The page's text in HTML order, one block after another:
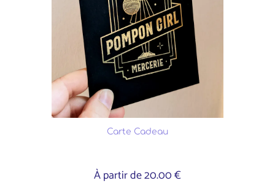
Carte Cadeau
À partir de 20.00 €